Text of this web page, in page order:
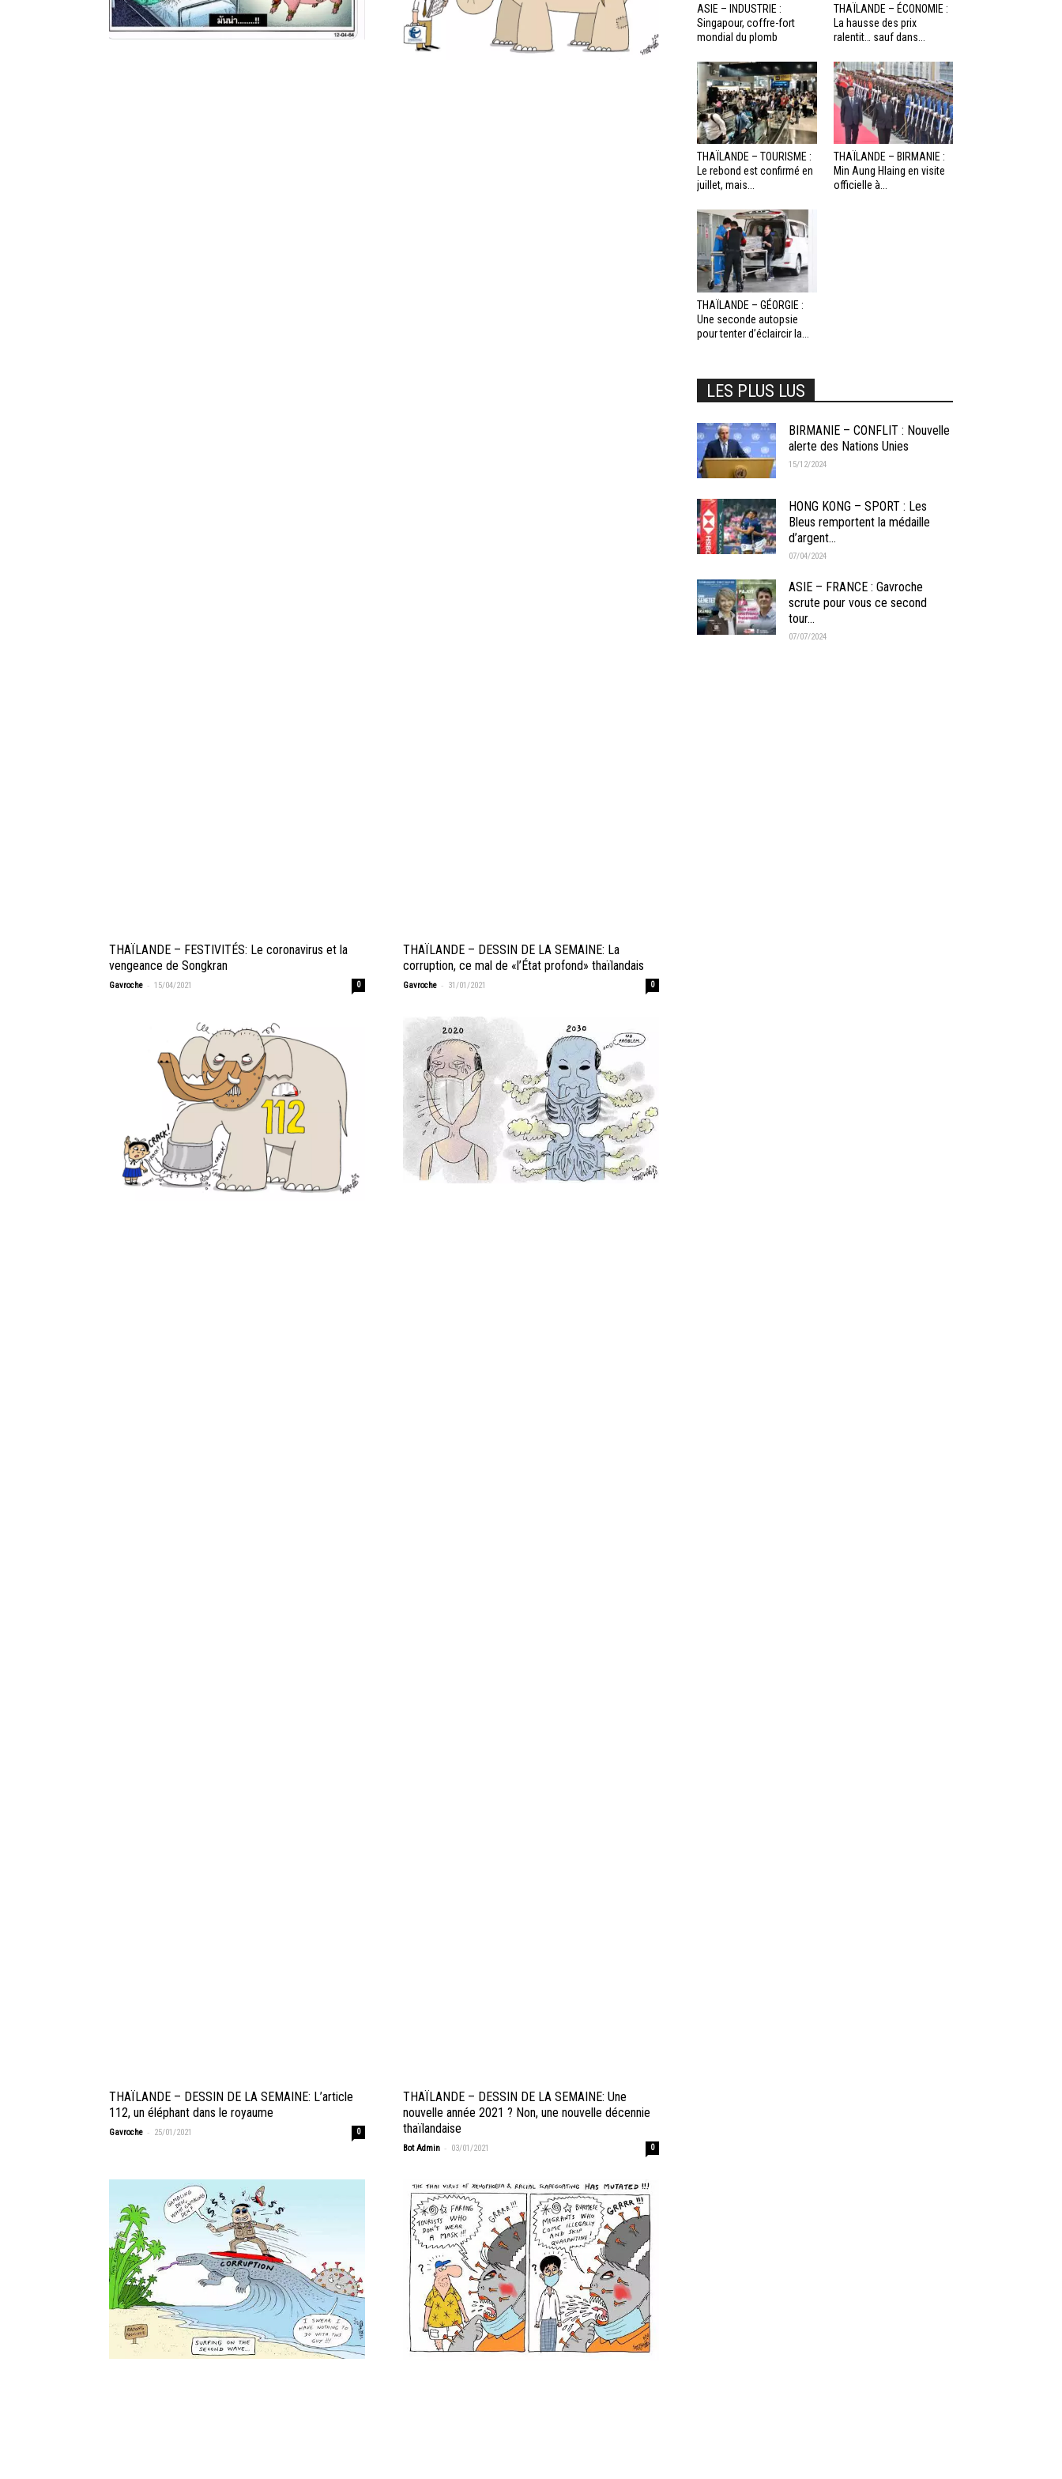
THAÏLANDE – FESTIVITÉS: Le coronavirus et la
vengeance de Songkran
Gavroche - 15/04/2021 0
THAÏLANDE – DESSIN DE LA SEMAINE: La
corruption, ce mal de «l’État profond» thaïlandais
Gavroche - 31/01/2021 0
THAÏLANDE – DESSIN DE LA SEMAINE: L’article
112, un éléphant dans le royaume
Gavroche - 25/01/2021 0
THAÏLANDE – DESSIN DE LA SEMAINE: Une
nouvelle année 2021 ? Non, une nouvelle décennie
thaïlandaise
Bot Admin - 03/01/2021 0
ASIE – INDUSTRIE :
Singapour, coffre-fort
mondial du plomb
THAÏLANDE – ÉCONOMIE :
La hausse des prix
ralentit… sauf dans...
THAÏLANDE – TOURISME :
Le rebond est confirmé en
juillet, mais...
THAÏLANDE – BIRMANIE :
Min Aung Hlaing en visite
officielle à...
THAÏLANDE – GÉORGIE :
Une seconde autopsie
pour tenter d’éclaircir la...
LES PLUS LUS
BIRMANIE – CONFLIT : Nouvelle
alerte des Nations Unies
15/12/2024
HONG KONG – SPORT : Les
Bleus remportent la médaille
d’argent...
07/04/2024
ASIE – FRANCE : Gavroche
scrute pour vous ce second
tour...
07/07/2024